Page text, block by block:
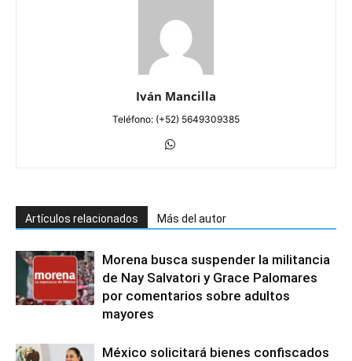
Iván Mancilla
Teléfono: (+52) 5649309385
Artículos relacionados Más del autor
Morena busca suspender la militancia
de Nay Salvatori y Grace Palomares
por comentarios sobre adultos
mayores
México solicitará bienes confiscados